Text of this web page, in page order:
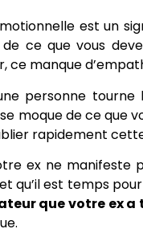
est un
ce que vous
ce manque
personne
moque de ce que
rapidement
ex ne manifeste
qu’il est temps
que votre ex a